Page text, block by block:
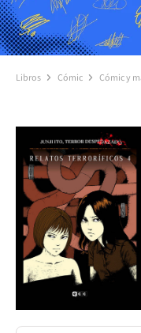
Libros Cómic Cómic y